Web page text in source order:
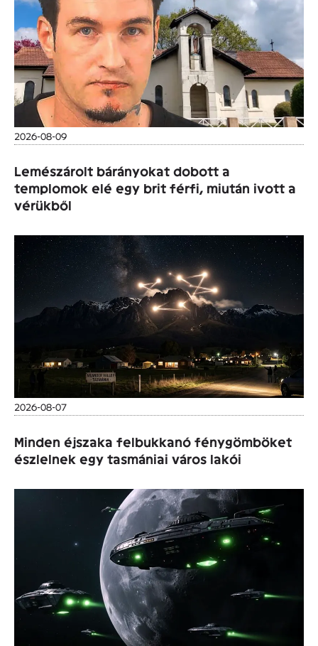
2026-08-09
Lemészárolt bárányokat dobott a
templomok elé egy brit férfi, miután ivott a
vérükből
2026-08-07
Minden éjszaka felbukkanó fénygömböket
észlelnek egy tasmániai város lakói